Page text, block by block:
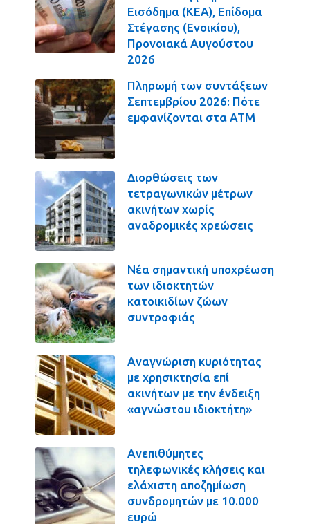
Εισόδημα (ΚΕΑ), Επίδομα
Στέγασης (Ενοικίου),
Προνοιακά Αυγούστου
2026
Πληρωμή των συντάξεων
Σεπτεμβρίου 2026: Πότε
εμφανίζονται στα ΑΤΜ
Διορθώσεις των
τετραγωνικών μέτρων
ακινήτων χωρίς
αναδρομικές χρεώσεις
Νέα σημαντική υποχρέωση
των ιδιοκτητών
κατοικιδίων ζώων
συντροφιάς
Αναγνώριση κυριότητας
με χρησικτησία επί
ακινήτων με την ένδειξη
«αγνώστου ιδιοκτήτη»
Ανεπιθύμητες
τηλεφωνικές κλήσεις και
ελάχιστη αποζημίωση
συνδρομητών με 10.000
ευρώ